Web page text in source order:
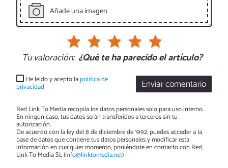
Añade una imagen
Tu valoración: ¿Qué te ha parecido el artículo?
Enviar comentario
He leído y acepto lapolítica de
privacidad
Red Link To Media recopila los datos personales solo para uso interno.
En ningún caso, tus datos serán transferidos a terceros sin tu
autorización.
De acuerdo con la ley del 8 de diciembre de 1992, puedes acceder a la
base de datos que contiene tus datos personales y modificar esta
información en cualquier momento, poniéndote en contacto con Red
Link To Media SL (info@linktomedia.net)